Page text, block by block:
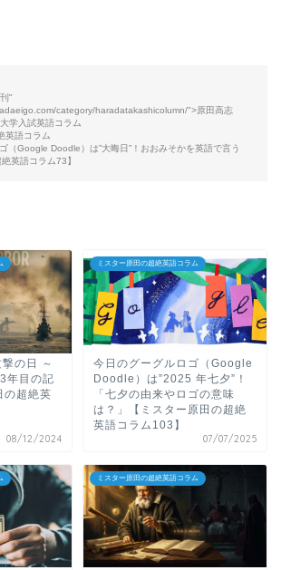
"
category/haradatakashicolumn/">原田高志
学入試英語コラム
英語コラム
（Google Doodle）は”大晦日”！おおみそかを英語で言う
英語コラム73】
の日 ～
年目の記
の超絶英
08/12/2024
ミスター原田の超絶英語コラム
今日のグーグルロゴ（Google
Doodle）は”2025 年七夕”！
「七夕の由来やロゴの意味
は？」【ミスター原田の超絶
英語コラム103】
07/07/2025
ミスター原田の超絶英語コラム